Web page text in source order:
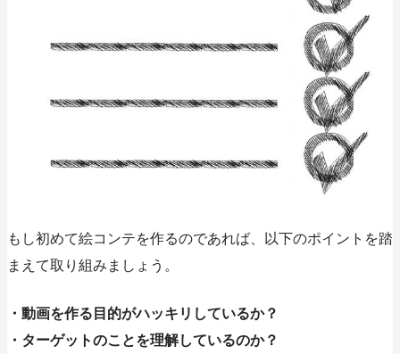
もし初めて絵コンテを作るのであれば、以下のポイントを踏
まえて取り組みましょう。
・動画を作る目的がハッキリしているか？
・ターゲットのことを理解しているのか？